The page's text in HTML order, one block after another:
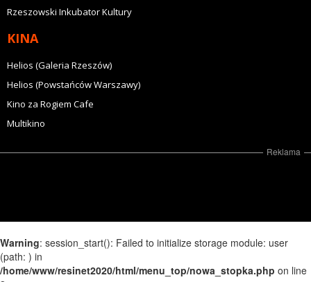
Rzeszowski Inkubator Kultury
KINA
Helios (Galeria Rzeszów)
Helios (Powstańców Warszawy)
Kino za Rogiem Cafe
Multikino
Reklama
Warning: session_start(): Failed to initialize storage module: user
(path: ) in
/home/www/resinet2020/html/menu_top/nowa_stopka.php on line